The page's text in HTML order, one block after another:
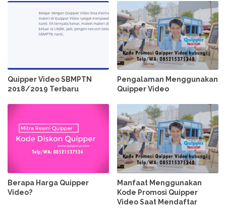
Quipper Video SBMPTN
2018/2019 Terbaru
Pengalaman Menggunakan
Quipper Video
Berapa Harga Quipper
Video?
Manfaat Menggunakan
Kode Promosi Quipper
Video Saat Mendaftar